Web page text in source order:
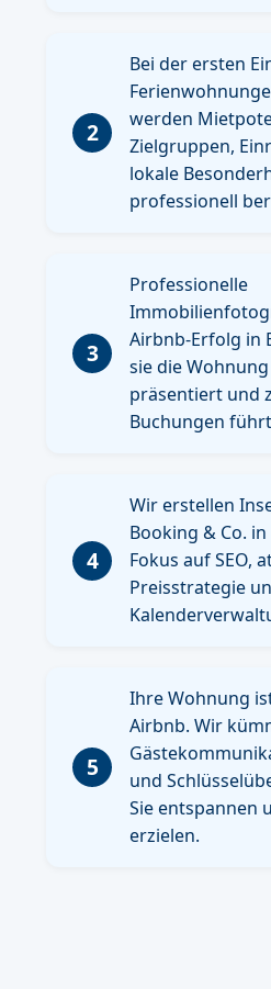
2
Bei der ersten
werden
Zielgruppen,
lokale
professionell
3
Professionelle
Airbnb-Erfolg in
sie die
präsentiert und
Buchungen
4
Wir erstellen
Booking & Co.
Fokus auf SEO,
Preisstrategie
5
Ihre Wohnung
Airbnb. Wir
und
Sie entspannen
erzielen.